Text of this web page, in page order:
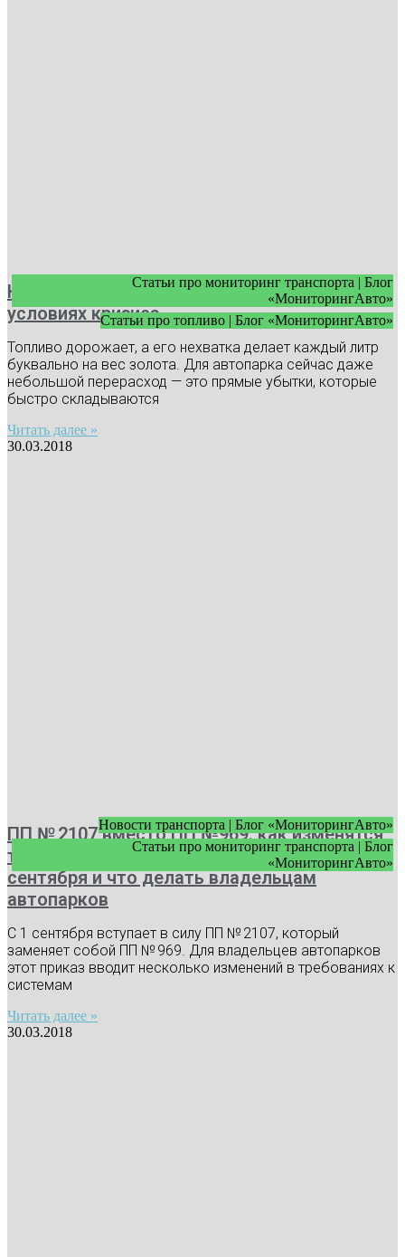
Статьи про мониторинг транспорта | Блог
«МониторингАвто»
Статьи про топливо | Блог «МониторингАвто»
Как экономить топливо в автопарке в
условиях кризиса
Топливо дорожает, а его нехватка делает каждый литр
буквально на вес золота. Для автопарка сейчас даже
небольшой перерасход — это прямые убытки, которые
быстро складываются
Читать далее »
30.03.2018
Новости транспорта | Блог «МониторингАвто»
Статьи про мониторинг транспорта | Блог
«МониторингАвто»
ПП № 2107 вместо ПП №969: как изменятся
требования к видеонаблюдению с 1
сентября и что делать владельцам
автопарков
С 1 сентября вступает в силу ПП № 2107, который
заменяет собой ПП № 969. Для владельцев автопарков
этот приказ вводит несколько изменений в требованиях к
системам
Читать далее »
30.03.2018